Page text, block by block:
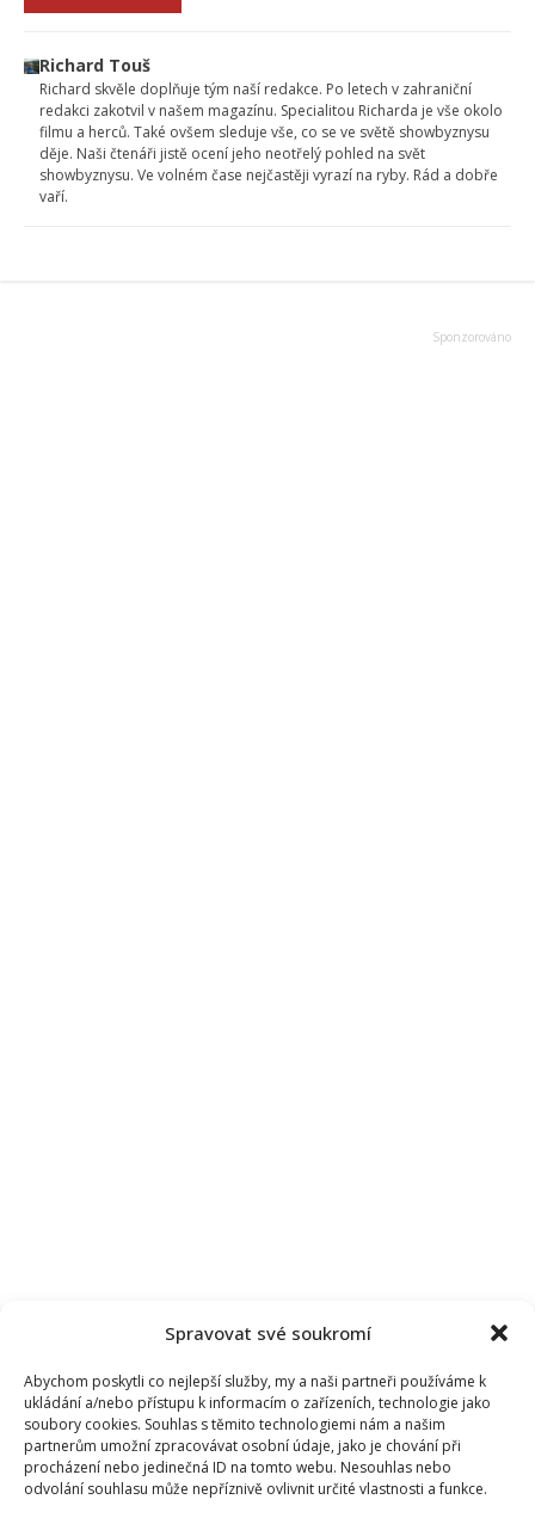
Spravovat své soukromí
Abychom poskytli co nejlepší služby, my a naši partneři používáme k
ukládání a/nebo přístupu k informacím o zařízeních, technologie jako
soubory cookies. Souhlas s těmito technologiemi nám a našim
partnerům umožní zpracovávat osobní údaje, jako je chování při
procházení nebo jedinečná ID na tomto webu. Nesouhlas nebo
odvolání souhlasu může nepříznivě ovlivnit určité vlastnosti a funkce.
Richard Touš
Richard skvěle doplňuje tým naší redakce. Po letech v zahraniční
redakci zakotvil v našem magazínu. Specialitou Richarda je vše okolo
filmu a herců. Také ovšem sleduje vše, co se ve světě showbyznysu
děje. Naši čtenáři jistě ocení jeho neotřelý pohled na svět
showbyznysu. Ve volném čase nejčastěji vyrazí na ryby. Rád a dobře
vaří.